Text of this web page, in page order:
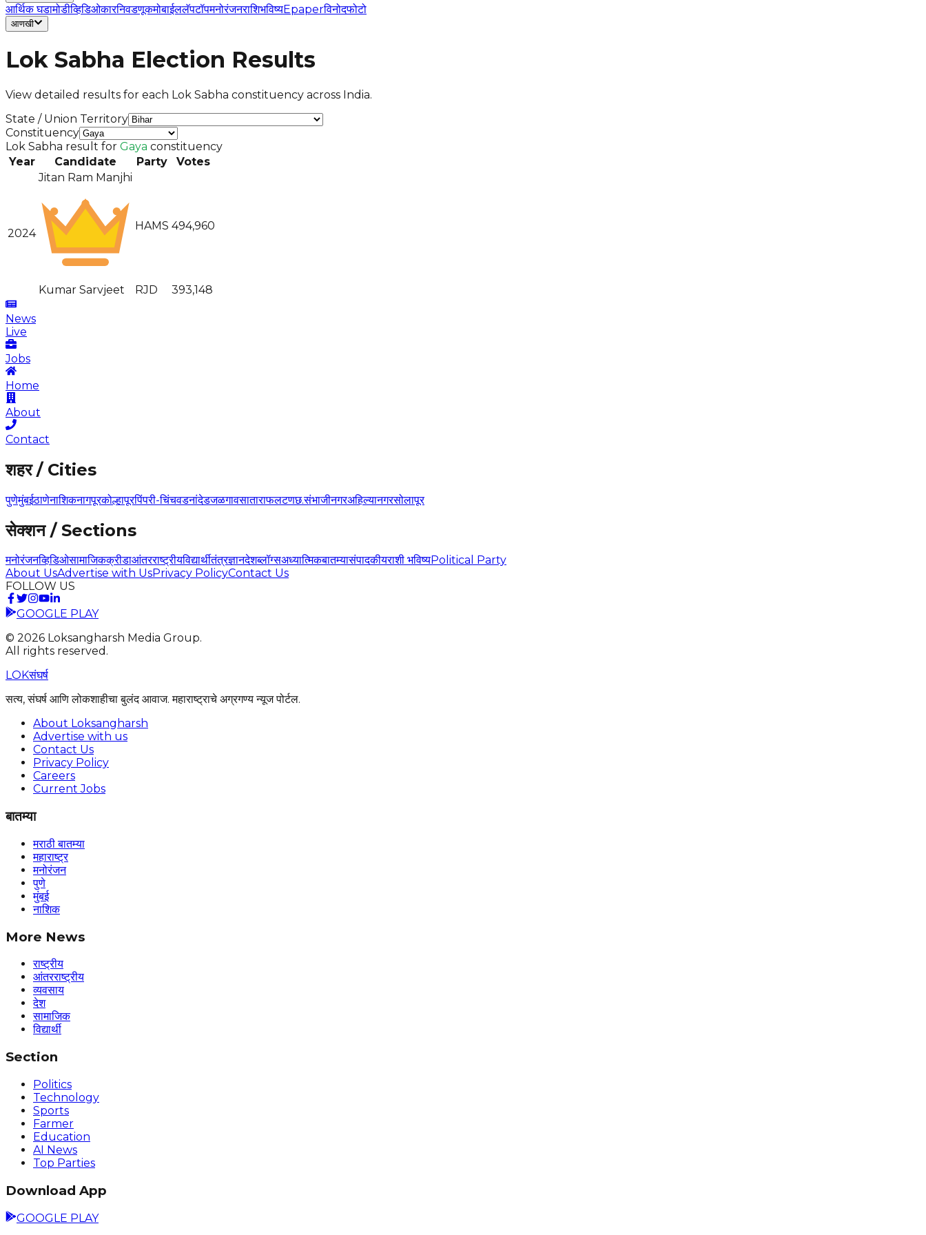
आर्थिक घडामोडीव्हिडिओकारनिवडणूकमोबाईललॅपटॉपमनोरंजनराशिभविष्यEpaperविनोदफोटो
आणखी
Lok Sabha Election Results
View detailed results for each Lok Sabha constituency across India.
State / Union Territory
Constituency
Lok Sabha result for Gaya constituency
Year
Candidate Party Votes
2024
Jitan Ram Manjhi
HAMS 494,960
Kumar Sarvjeet RJD 393,148
News
Live
Jobs
Home
About
Contact
शहर / Cities
पुणेमुंबईठाणेनाशिकनागपूरकोल्हापूरपिंपरी-चिंचवडनांदेडजळगावसाताराफलटणछ.संभाजीनगरअहिल्यानगरसोलापूर
सेक्शन / Sections
मनोरंजनव्हिडिओसामाजिकक्रीडाआंतरराष्ट्रीयविद्यार्थीतंत्रज्ञानदेशब्लॉग्सअध्यात्मिकबातम्यासंपादकीयराशी भविष्यPolitical Party
About UsAdvertise with UsPrivacy PolicyContact Us
FOLLOW US
GOOGLE PLAY
© 2026 Loksangharsh Media Group.
All rights reserved.
LOKसंघर्ष
सत्य, संघर्ष आणि लोकशाहीचा बुलंद आवाज. महाराष्ट्राचे अग्रगण्य न्यूज पोर्टल.
About Loksangharsh
Advertise with us
Contact Us
Privacy Policy
Careers
Current Jobs
बातम्या
मराठी बातम्या
महाराष्ट्र
मनोरंजन
पुणे
मुंबई
नाशिक
More News
राष्ट्रीय
आंतरराष्ट्रीय
व्यवसाय
देश
सामाजिक
विद्यार्थी
Section
Politics
Technology
Sports
Farmer
Education
AI News
Top Parties
Download App
GOOGLE PLAY